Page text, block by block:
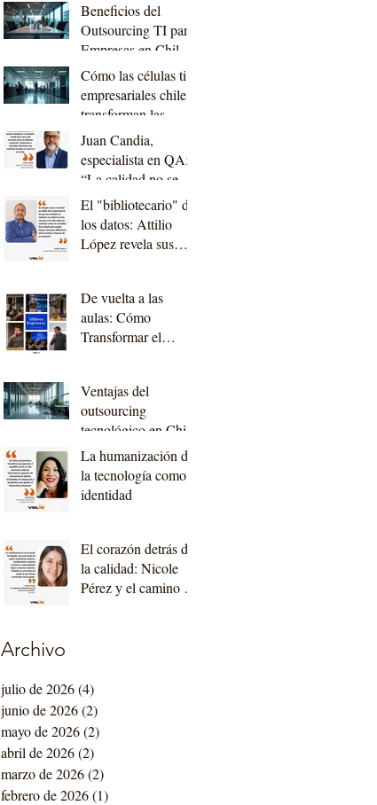
planificación”
Beneficios del
Outsourcing TI para
Empresas en Chile:
outsourcing ti
beneficios chile
Cómo las células ti
empresariales chile
transforman las
empresas
Juan Candia,
especialista en QA:
“La calidad no se
trata solo de que el
sistema funcione,
sino de que el
usuario no tenga que
El "bibliotecario" de
los datos: Attilio
López revela sus
De vuelta a las
aulas: Cómo
Transformar el
Ventajas del
outsourcing
tecnológico en Chile
La humanización de
la tecnología como
identidad
El corazón detrás de
la calidad: Nicole
Pérez y el camino de
Archivo
julio de 2026(4)
junio de 2026(2)
mayo de 2026(2)
abril de 2026(2)
marzo de 2026(2)
febrero de 2026(1)